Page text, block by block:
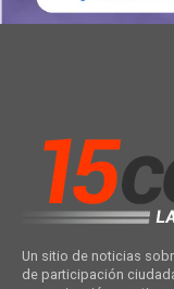
Un sitio de noticias
de participación